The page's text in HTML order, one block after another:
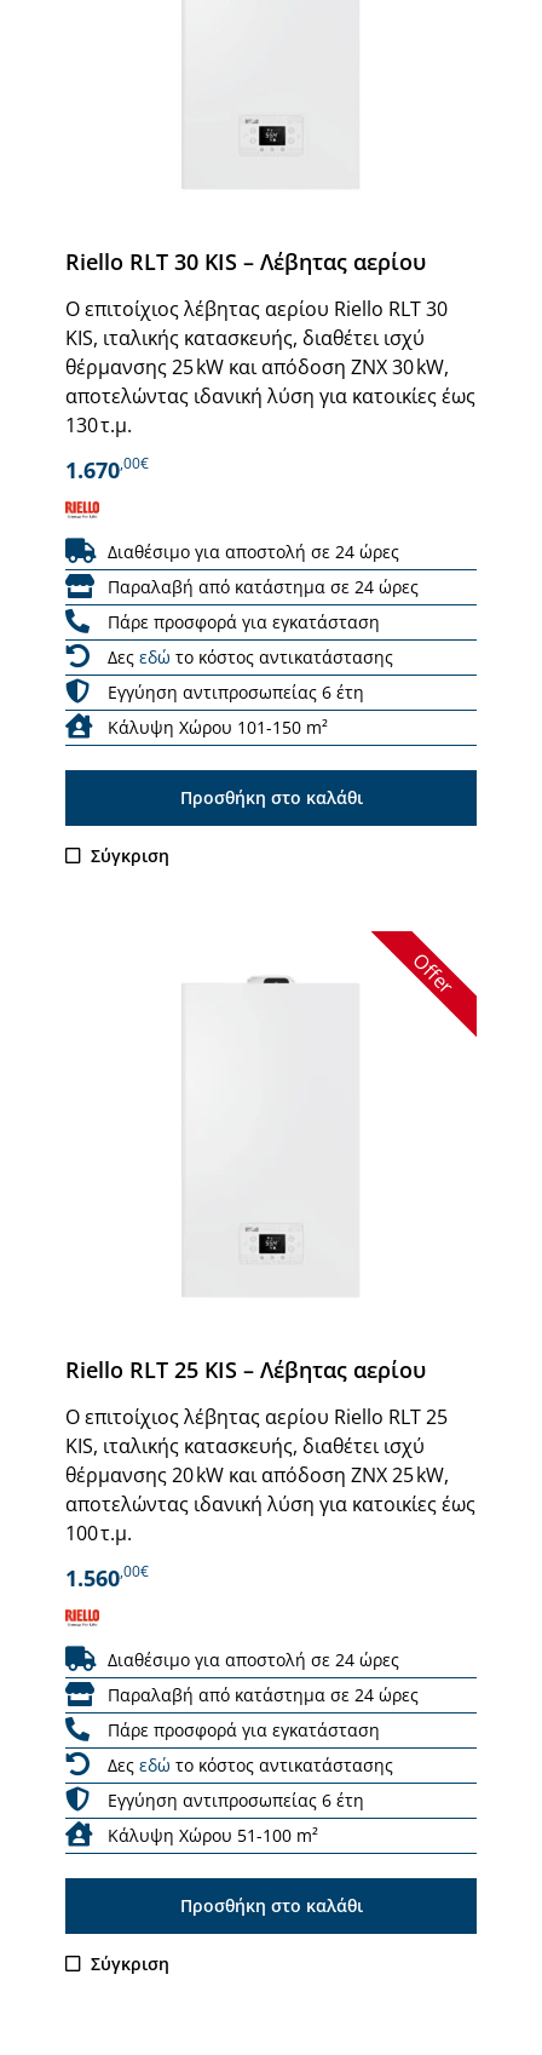
Riello RLT 30 KIS – Λέβητας αερίου
Ο επιτοίχιος λέβητας αερίου Riello RLT 30
KIS, ιταλικής κατασκευής, διαθέτει ισχύ
θέρμανσης 25 kW και απόδοση ΖΝΧ 30 kW,
αποτελώντας ιδανική λύση για κατοικίες έως
130 τ.μ.
1.670,00€
Διαθέσιμο για αποστολή σε 24 ώρες
Παραλαβή από κατάστημα σε 24 ώρες
Πάρε προσφορά για εγκατάσταση
Δες εδώ το κόστος αντικατάστασης
Εγγύηση αντιπροσωπείας 6 έτη
Κάλυψη Χώρου 101-150 m²
Προσθήκη στο καλάθι
Σύγκριση
Offer
Riello RLT 25 KIS – Λέβητας αερίου
Ο επιτοίχιος λέβητας αερίου Riello RLT 25
KIS, ιταλικής κατασκευής, διαθέτει ισχύ
θέρμανσης 20 kW και απόδοση ΖΝΧ 25 kW,
αποτελώντας ιδανική λύση για κατοικίες έως
100 τ.μ.
1.560,00€
Διαθέσιμο για αποστολή σε 24 ώρες
Παραλαβή από κατάστημα σε 24 ώρες
Πάρε προσφορά για εγκατάσταση
Δες εδώ το κόστος αντικατάστασης
Εγγύηση αντιπροσωπείας 6 έτη
Κάλυψη Χώρου 51-100 m²
Προσθήκη στο καλάθι
Σύγκριση